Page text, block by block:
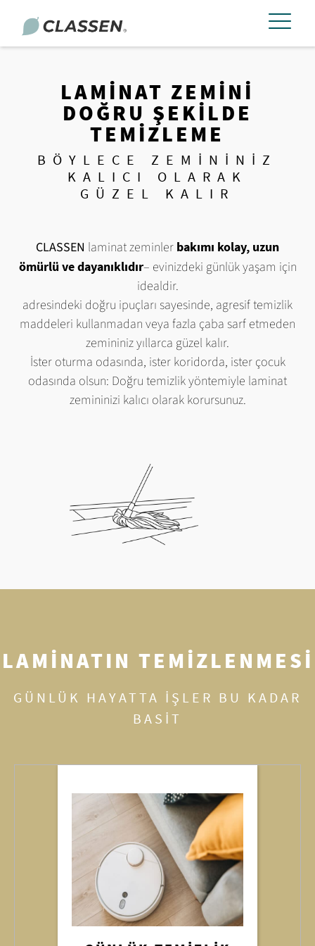
LAMİNAT ZEMİNİ
DOĞRU ŞEKİLDE
TEMİZLEME
BÖYLECE ZEMININIZ
KALICI OLARAK
GÜZEL KALIR
CLASSEN laminat zeminler bakımı kolay, uzun
ömürlü ve dayanıklıdır– evinizdeki günlük yaşam için
idealdir.
adresindeki doğru ipuçları sayesinde, agresif temizlik
maddeleri kullanmadan veya fazla çaba sarf etmeden
zemininiz yıllarca güzel kalır.
İster oturma odasında, ister koridorda, ister çocuk
odasında olsun: Doğru temizlik yöntemiyle laminat
zemininizi kalıcı olarak korursunuz.
LAMINATIN TEMIZLENMESI
GÜNLÜK HAYATTA IŞLER BU KADAR
BASIT
LEKELERI ÇIKARMAK